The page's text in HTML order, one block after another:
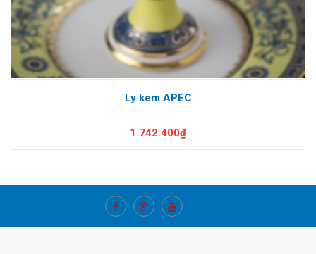
Ly kem APEC
1.742.400₫